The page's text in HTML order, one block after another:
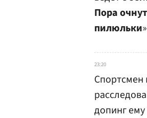
Пора
пилюльки
23:20
Спортсмен
допинг